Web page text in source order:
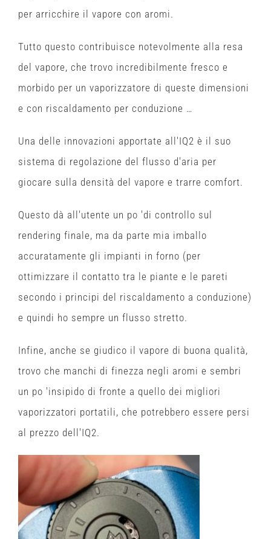
per arricchire il vapore con aromi.
Tutto questo contribuisce notevolmente alla resa
del vapore, che trovo incredibilmente fresco e
morbido per un vaporizzatore di queste dimensioni
e con riscaldamento per conduzione …
Una delle innovazioni apportate all'IQ2 è il suo
sistema di regolazione del flusso d'aria per
giocare sulla densità del vapore e trarre comfort.
Questo dà all'utente un po 'di controllo sul
rendering finale, ma da parte mia imballo
accuratamente gli impianti in forno (per
ottimizzare il contatto tra le piante e le pareti
secondo i principi del riscaldamento a conduzione)
e quindi ho sempre un flusso stretto.
Infine, anche se giudico il vapore di buona qualità,
trovo che manchi di finezza negli aromi e sembri
un po 'insipido di fronte a quello dei migliori
vaporizzatori portatili, che potrebbero essere persi
al prezzo dell'IQ2.